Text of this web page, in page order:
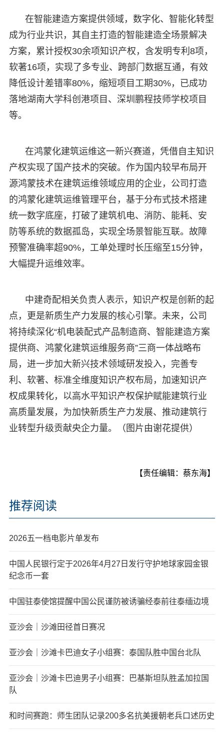
在智能建造方案提供领域，数字化、智能化转型
成为行业共识，其自主打造的智能建造全场景解决
方案，累计授权30余项知识产权，含发明专利8项，
软著16项，实现了多专业、跨部门数据互通，有效
降低设计差错率80%，缩短项目工期30%，已成功
落地湖南大学科创港项目、深圳鹏程技师学校项目
等。
在鸿蒙化建筑运维这一新兴赛道，凭借自主知识
产权实现了国产技术的突破。作为国内较早布局开
源鸿蒙技术在建筑运维领域应用的企业，公司打造
的鸿蒙化建筑运维管理平台，基于分布式技术搭建
统一数字底座，打破了建筑机电、消防、能耗、安
防等系统的数据孤岛，实现全场景智能互联。故障
预警准确率超90%，工单处理时长压缩至15分钟，
大幅提升运维效率。
中建奇配相关负责人表示，知识产权是创新的起
点，更是新质生产力发展的核心引擎。未来，公司
将持续深化“机电装配式产品制造商、智能建造方案
提供商、鸿蒙化建筑运维服务商”三商一体战略布
局，进一步加大新兴技术领域研发投入，完善专
利、软著、标准全维度知识产权布局，加速知识产
权成果转化，以高水平知识产权保护赋能建筑行业
高质量发展，为加快新质生产力发展、推动建筑行
业转型升级贡献央企力量。（图片由谢花提供）
【责任编辑：蔡东海】
推荐阅读
2026五一档电影片单发布
中国人民银行定于2026年4月27日发行守护地球家园金银
纪念币一套
中国驻泰使馆提醒中国公民谨防被诱骗经泰前往泰缅边境
亚沙会｜沙滩田径首日赛况
亚沙会｜沙滩卡巴迪女子小组赛：泰国队胜中国台北队
亚沙会｜沙滩卡巴迪男子小组赛：巴基斯坦队胜孟加拉国
队
和时间赛跑：师生团队记录200多名抗美援朝老兵口述历史